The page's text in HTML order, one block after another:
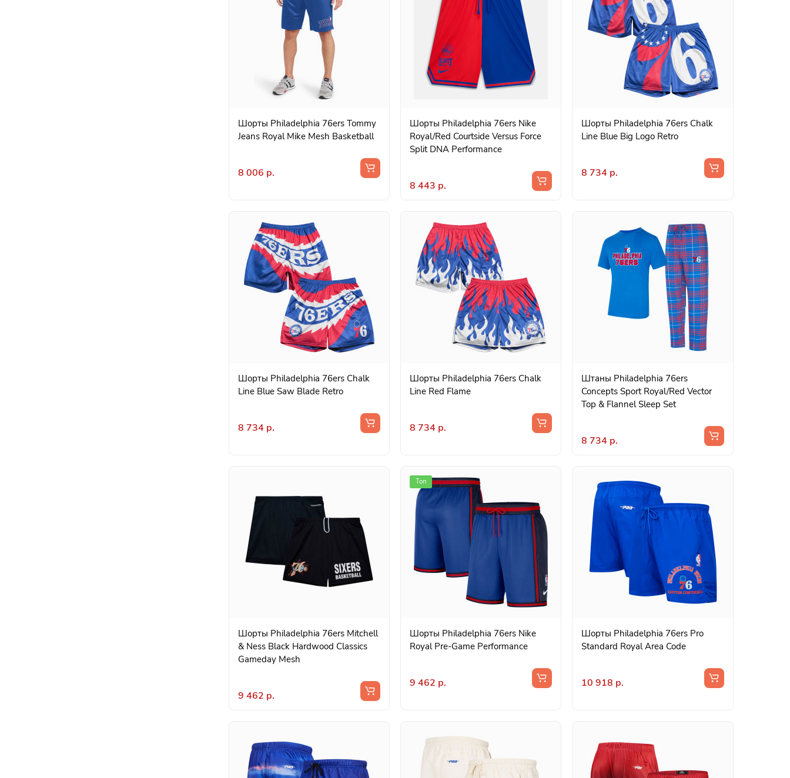
Шорты Philadelphia 76ers Tommy
Jeans Royal Mike Mesh Basketball
8 006 р.
Шорты Philadelphia 76ers Nike
Royal/Red Courtside Versus Force
Split DNA Performance
8 443 р.
Шорты Philadelphia 76ers Chalk
Line Blue Big Logo Retro
8 734 р.
Шорты Philadelphia 76ers Chalk
Line Blue Saw Blade Retro
8 734 р.
Шорты Philadelphia 76ers Chalk
Line Red Flame
8 734 р.
Штаны Philadelphia 76ers
Concepts Sport Royal/Red Vector
Top & Flannel Sleep Set
8 734 р.
Шорты Philadelphia 76ers Mitchell
& Ness Black Hardwood Classics
Gameday Mesh
9 462 р.
Топ
Шорты Philadelphia 76ers Nike
Royal Pre-Game Performance
9 462 р.
Шорты Philadelphia 76ers Pro
Standard Royal Area Code
10 918 р.